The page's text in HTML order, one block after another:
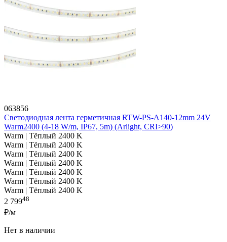
063856
Светодиодная лента герметичная RTW-PS-A140-12mm 24V
Warm2400 (4-18 W/m, IP67, 5m) (Arlight, CRI>90)
Warm | Тёплый 2400 K
Warm | Тёплый 2400 K
Warm | Тёплый 2400 K
Warm | Тёплый 2400 K
Warm | Тёплый 2400 K
Warm | Тёплый 2400 K
Warm | Тёплый 2400 K
2 79948
₽/м
Нет в наличии